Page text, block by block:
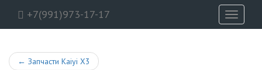
+7(991)973-17-17
Toggle
← Запчасти Kaiyi X3